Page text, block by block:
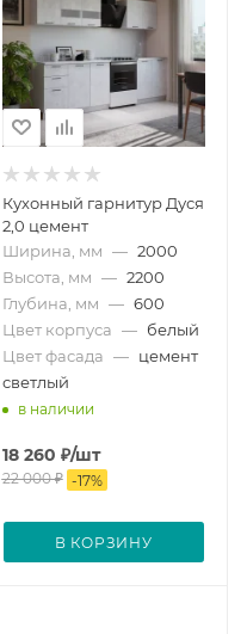
Кухонный гарнитур Дуся
2,0 цемент
Ширина, мм — 2000
Высота, мм — 2200
Глубина, мм — 600
Цвет корпуса — белый
Цвет фасада — цемент
светлый
в наличии
18 260 ₽/шт
22 000₽ -17%
В КОРЗИНУ